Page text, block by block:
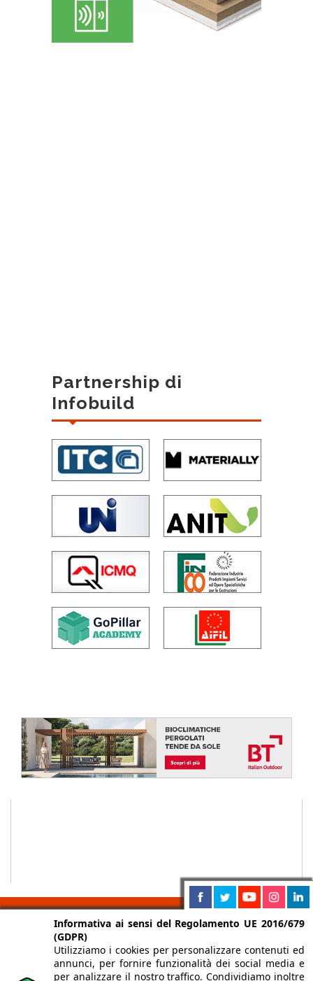
Partnership di
Infobuild
Chi siamo Autori Per la tua pubblicità
Iscriviti alla
newsletter
Informativa ai sensi del Regolamento UE 2016/679
(GDPR)
Utilizziamo i cookies per personalizzare contenuti ed
annunci, per fornire funzionalità dei social media e
per analizzare il nostro traffico. Condividiamo inoltre